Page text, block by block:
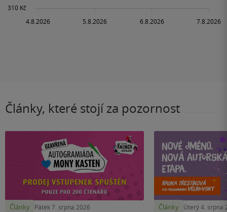
Články, které stojí za pozornost
Články Pátek 7. srpna 2026 Články Úterý 4. srpna